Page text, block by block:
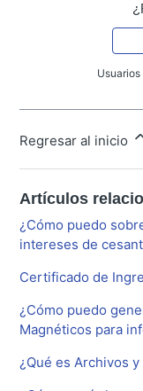
Regresar al inicio
Artículos
¿Cómo puedo
intereses de
Certificado de
¿Cómo puedo
Magnéticos para
¿Qué es Archivos y